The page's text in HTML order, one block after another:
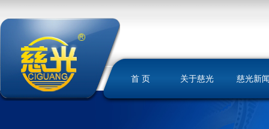
首 页 关于慈光 慈光新